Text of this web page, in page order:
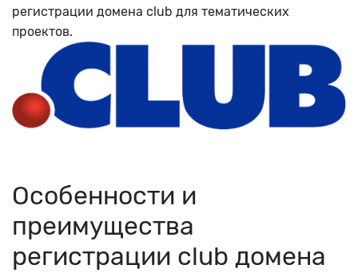
регистрации домена club для тематических
проектов.
Особенности и
преимущества
регистрации club домена